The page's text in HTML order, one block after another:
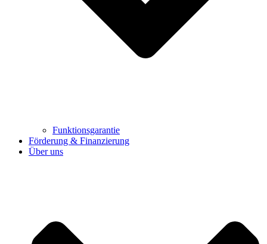
Funktionsgarantie
Förderung & Finanzierung
Über uns